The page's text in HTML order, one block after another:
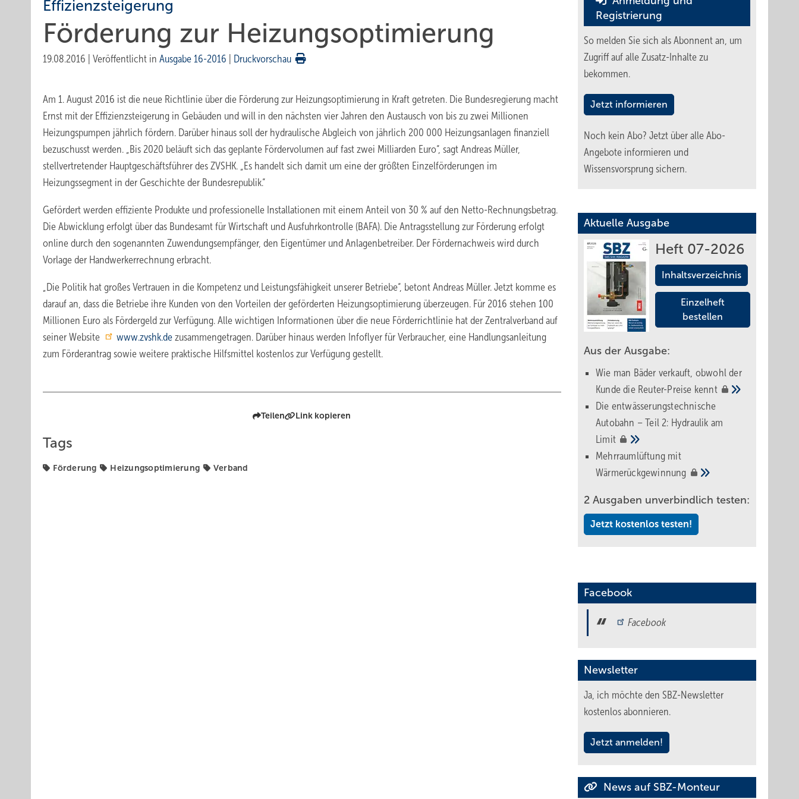
Effizienzsteigerung
Förderung zur Heizungsoptimierung
19.08.2016 Veröffentlicht in Ausgabe 16-2016 Druckvorschau
Am 1. August 2016 ist die neue Richtlinie über die Förderung zur Heizungsoptimierung in Kraft getreten. Die Bundesregierung macht
Ernst mit der Effizienzsteigerung in Gebäuden und will in den nächsten vier Jahren den Austausch von bis zu zwei Millionen
Heizungspumpen jährlich fördern. Darüber hinaus soll der hydraulische Abgleich von jährlich 200 000 Heizungsanlagen finanziell
bezuschusst werden. „Bis 2020 beläuft sich das geplante Fördervolumen auf fast zwei Milliarden Euro“, sagt Andreas Müller,
stellvertretender Hauptgeschäftsführer des ZVSHK. „Es handelt sich damit um eine der größten Einzelförderungen im
Heizungssegment in der Geschichte der Bundesrepublik.“
Gefördert werden effiziente Produkte und professionelle Installationen mit einem Anteil von 30 % auf den Netto-Rechnungsbetrag.
Die Abwicklung erfolgt über das Bundesamt für Wirtschaft und Ausfuhrkontrolle (BAFA). Die Antragsstellung zur Förderung erfolgt
online durch den sogenannten Zuwendungsempfänger, den Eigentümer und Anlagenbetreiber. Der Fördernachweis wird durch
Vorlage der Handwerkerrechnung erbracht.
„Die Politik hat großes Vertrauen in die Kompetenz und Leistungsfähigkeit unserer Betriebe“, betont Andreas Müller. Jetzt komme es
darauf an, dass die Betriebe ihre Kunden von den Vorteilen der geförderten Heizungsoptimierung überzeugen. Für 2016 stehen 100
Millionen Euro als Fördergeld zur Verfügung. Alle wichtigen Informationen über die neue Förderrichtlinie hat der Zentralverband auf
seiner Website
www.zvshk.de zusammengetragen. Darüber hinaus werden Infoflyer für Verbraucher, eine Handlungsanleitung
zum Förderantrag sowie weitere praktische Hilfsmittel kostenlos zur Verfügung gestellt.
Teilen Link kopieren
Tags
Förderung Heizungsoptimierung Verband
Registrierung
So melden Sie sich als Abonnent an, um
Zugriff auf alle Zusatz-Inhalte zu
bekommen.
Jetzt informieren
Noch kein Abo? Jetzt über alle Abo-
Angebote informieren und
Wissensvorsprung sichern.
Aktuelle Ausgabe
Heft 07-2026
Inhaltsverzeichnis
Einzelheft
bestellen
Aus der Ausgabe:
Wie man Bäder verkauft, obwohl der
Kunde die Reuter-Preise kennt
Die entwässerungstechnische
Autobahn – Teil 2: Hydraulik am
Limit
Mehrraumlüftung mit
Wärmerückgewinnung
2 Ausgaben unverbindlich testen:
Jetzt kostenlos testen!
Facebook
Facebook
Newsletter
Ja, ich möchte den SBZ-Newsletter
kostenlos abonnieren.
Jetzt anmelden!
News auf SBZ-Monteur